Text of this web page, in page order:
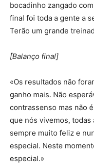
bocadinho zangado
final foi toda a gente a
Terão um grande
[Balanço final]
«Os resultados não
ganho mais. Não
contrassenso mas não
que nós vivemos,
sempre muito feliz e
especial. Neste
especial.»